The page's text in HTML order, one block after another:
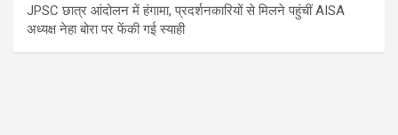
JPSC छात्र आंदोलन में हंगामा, प्रदर्शनकारियों से मिलने पहुंचीं AISA
अध्यक्ष नेहा बोरा पर फेंकी गई स्याही